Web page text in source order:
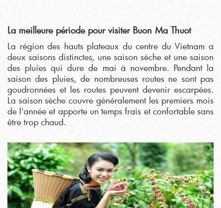
La meilleure période pour visiter Buon Ma Thuot
La région des hauts plateaux du centre du Vietnam a
deux saisons distinctes, une saison sèche et une saison
des pluies qui dure de mai à novembre. Pendant la
saison des pluies, de nombreuses routes ne sont pas
goudronnées et les routes peuvent devenir escarpées.
La saison sèche couvre généralement les premiers mois
de l'année et apporte un temps frais et confortable sans
être trop chaud.